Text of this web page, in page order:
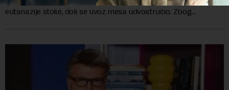
eutanazije stoke, dok se uvoz mesa udvostručio. Zbog